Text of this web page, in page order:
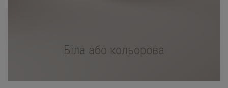
Біла або кольорова